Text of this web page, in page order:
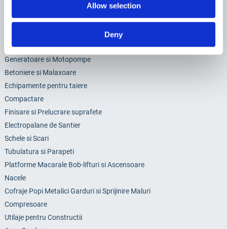
Allow selection
Deny
Sisteme de Pompare
Generatoare si Motopompe
Betoniere si Malaxoare
Echipamente pentru taiere
Compactare
Finisare si Prelucrare suprafete
Electropalane de Santier
Schele si Scari
Tubulatura si Parapeti
Platforme Macarale Bob-lifturi si Ascensoare
Nacele
Cofraje Popi Metalici Garduri si Sprijinire Maluri
Compresoare
Utilaje pentru Constructii